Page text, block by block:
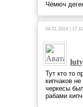
Чёмюч
04.01.2024 |
Тут кто то
кипчаков
черкесы
рабами